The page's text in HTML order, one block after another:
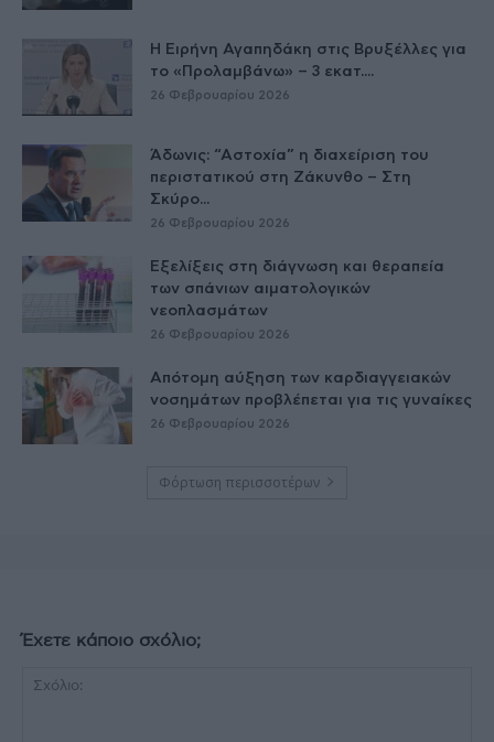
Η Ειρήνη Αγαπηδάκη στις Βρυξέλλες για
το «Προλαμβάνω» – 3 εκατ....
26 Φεβρουαρίου 2026
Άδωνις: “Αστοχία” η διαχείριση του
περιστατικού στη Ζάκυνθο – Στη
Σκύρο...
26 Φεβρουαρίου 2026
Εξελίξεις στη διάγνωση και θεραπεία
των σπάνιων αιματολογικών
νεοπλασμάτων
26 Φεβρουαρίου 2026
Απότομη αύξηση των καρδιαγγειακών
νοσημάτων προβλέπεται για τις γυναίκες
26 Φεβρουαρίου 2026
Φόρτωση περισσοτέρων
Έχετε κάποιο σχόλιο;